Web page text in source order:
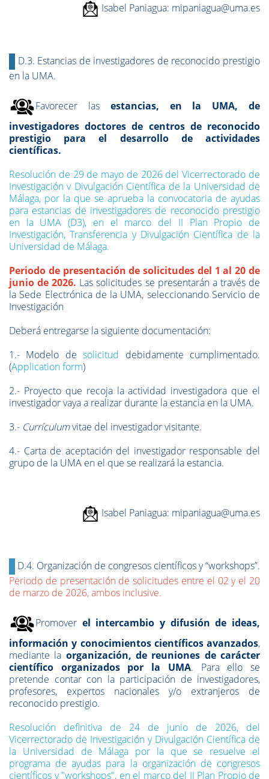
Isabel Paniagua: mipaniagua@uma.es
D.3. Estancias de investigadores de reconocido prestigio
en la UMA.
Favorecer las estancias, en la UMA, de
investigadores doctores de centros de reconocido
prestigio para el desarrollo de actividades
científicas.
Resolución de 29 de mayo de 2026 del Vicerrectorado de
Investigación v Divulgación Científica de la Universidad de
Málaga, por la que se aprueba la convocatoria de ayudas
para estancias de investigadores de reconocido prestigio
en la UMA (D3), en el marco del II Plan Propio de
Investigación, Transferencia y Divulgación Científica de la
Universidad de Málaga.
Periodo de presentación de solicitudes del 1 al 20 de
junio de 2026. Las solicitudes se presentarán a través de
la Sede Electrónica de la UMA, seleccionando Servicio de
Investigación
Deberá entregarse la siguiente documentación:
1.- Modelo desolicitud debidamente cumplimentado.
(Application form)
2.- Proyecto que recoja la actividad investigadora que el
investigador vaya a realizar durante la estancia en la UMA.
3.- Currículumvitae del investigador visitante.
4.- Carta de aceptación del investigador responsable del
grupo de la UMA en el que se realizará la estancia.
Isabel Paniagua: mipaniagua@uma.es
D.4. Organización de congresos científicos y “workshops”.
Periodo de presentación de solicitudes entre el 02 y el 20
de marzo de 2026, ambos inclusive.
Promover el intercambio y difusión de ideas,
información y conocimientos científicos avanzados,
mediante la organización, de reuniones de carácter
científico organizados por la UMA. Para ello se
pretende contar con la participación de investigadores,
profesores, expertos nacionales y/o extranjeros de
reconocido prestigio.
Resolución definitiva de 24 de junio de 2026, del
Vicerrectorado de Investigación y Divulgación Científica de
la Universidad de Málaga por la que se resuelve el
programa de ayudas para la organización de congresos
científicos y "workshops", en el marco del II Plan Propio de